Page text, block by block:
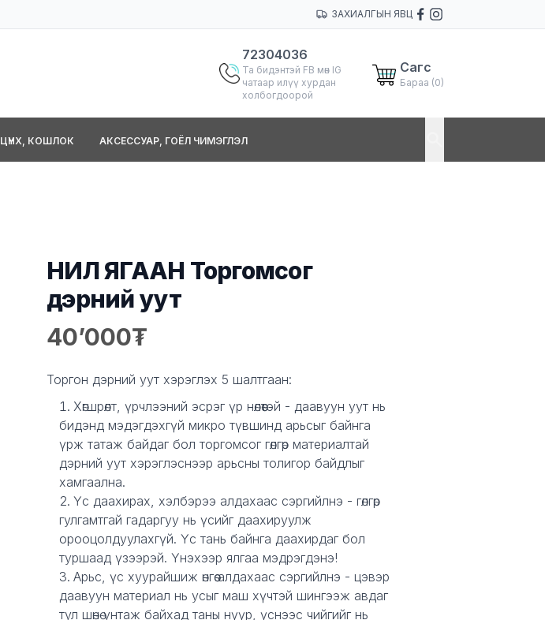
ЗАХИАЛГЫН ЯВЦ
72304036
Та бидэнтэй FB мөн IG
чатаар илүү хурдан
холбогдоорой
Сагс
Бараа (0)
ЦҮНХ, КОШЛОК АКСЕССУАР, ГОЁЛ ЧИМЭГЛЭЛ
НИЛ ЯГААН Торгомсог
дэрний уут
Product information
40’000
Description
Торгон дэрний уут хэрэглэх 5 шалтгаан:
Хөгшрөлт, үрчлээний эсрэг үр нөлөөтэй - даавуун уут нь
бидэнд мэдэгдэхгүй микро түвшинд арьсыг байнга
үрж татаж байдаг бол торгомсог гөлгөр материалтай
дэрний уут хэрэглэснээр арьсны толигор байдлыг
хамгаална.
Үс даахирах, хэлбэрээ алдахаас сэргийлнэ - гөлгөр
гулгамтгай гадаргуу нь үсийг даахируулж
орооцолдуулахгүй. Үс тань байнга даахирдаг бол
туршаад үзээрэй. Үнэхээр ялгаа мэдрэгдэнэ!
Арьс, үс хуурайшиж өнгөө алдахаас сэргийлнэ - цэвэр
даавуун материал нь усыг маш хүчтэй шингээж авдаг
тул шөнө унтаж байхад таны нүүр, үснээс чийгийг нь